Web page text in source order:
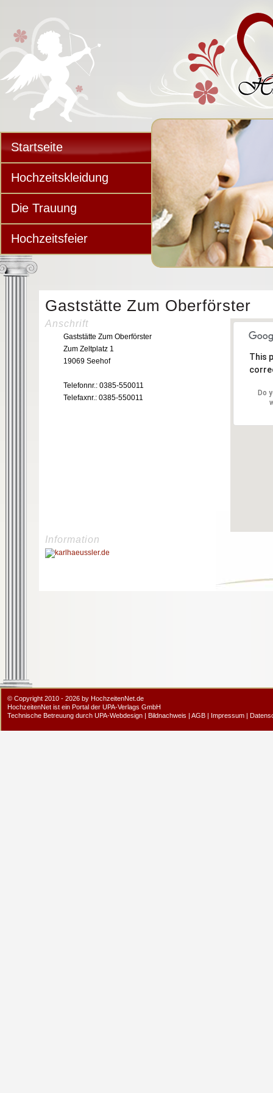
Startseite
Hochzeitskleidung
Die Trauung
Hochzeitsfeier
Gaststätte Zum Oberförster
This
Do
Anschrift
Gaststätte Zum Oberförster
Zum Zeltplatz 1
19069 Seehof
Telefonnr.: 0385-550011
Telefaxnr.: 0385-550011
Information
© Copyright 2010 - 2026 by HochzeitenNet.de
HochzeitenNet ist ein Portal der UPA-Verlags GmbH
Technische Betreuung durch UPA-Webdesign | Bildnachweis | AGB | Impressum |